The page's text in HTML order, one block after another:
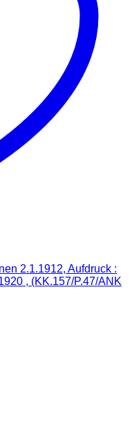
2.1.1912, Aufdruck :
, (KK.157/P.47/ANK